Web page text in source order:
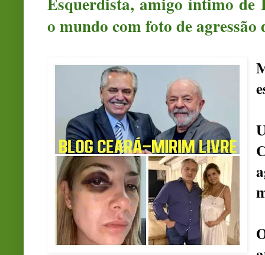
o mundo com foto de agressão